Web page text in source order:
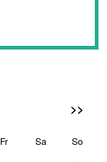
>>
Fr Sa So